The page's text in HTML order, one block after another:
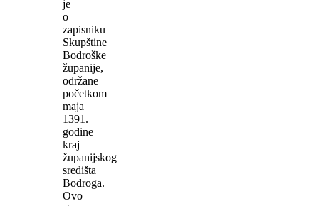
je
o
zapisniku
Skupštine
Bodroške
županije,
održane
početkom
maja
1391.
godine
kraj
županijskog
središta
Bodroga.
Ovo